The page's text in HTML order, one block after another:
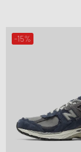
-15%